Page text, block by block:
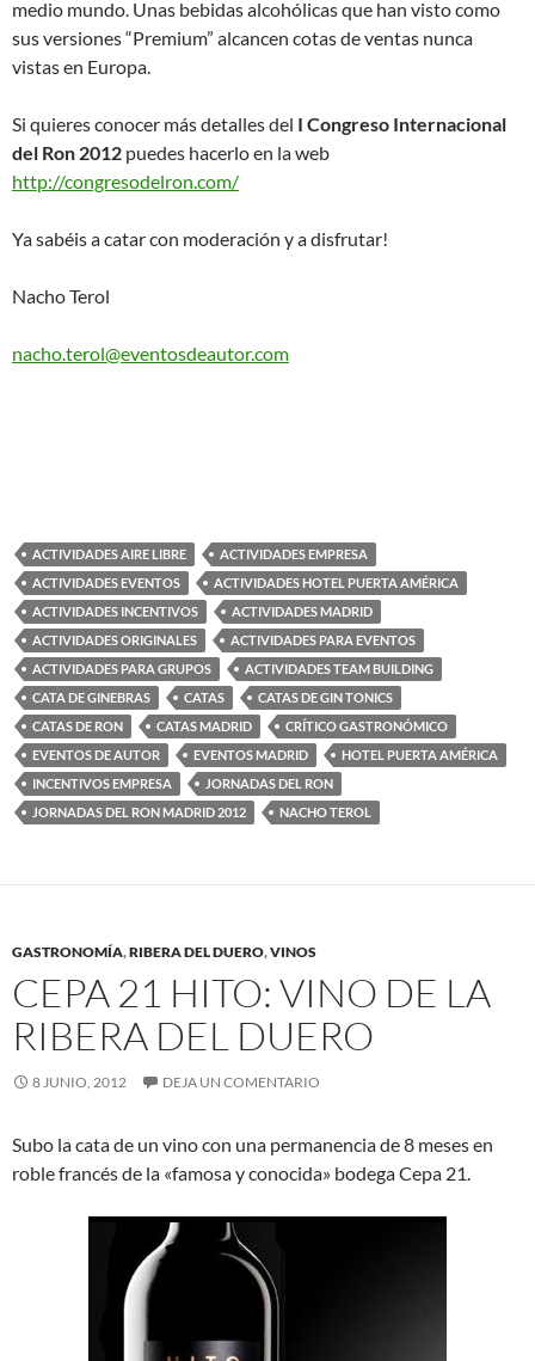
medio mundo. Unas bebidas alcohólicas que han visto como
sus versiones “Premium” alcancen cotas de ventas nunca
vistas en Europa.
Si quieres conocer más detalles del I Congreso Internacional
del Ron 2012 puedes hacerlo en la web
http://congresodelron.com/
Ya sabéis a catar con moderación y a disfrutar!
Nacho Terol
nacho.terol@eventosdeautor.com
ACTIVIDADES AIRE LIBRE
ACTIVIDADES EMPRESA
ACTIVIDADES EVENTOS
ACTIVIDADES HOTEL PUERTA AMÉRICA
ACTIVIDADES INCENTIVOS
ACTIVIDADES MADRID
ACTIVIDADES ORIGINALES
ACTIVIDADES PARA EVENTOS
ACTIVIDADES PARA GRUPOS
ACTIVIDADES TEAM BUILDING
CATA DE GINEBRAS
CATAS
CATAS DE GIN TONICS
CATAS DE RON
CATAS MADRID
CRÍTICO GASTRONÓMICO
EVENTOS DE AUTOR
EVENTOS MADRID
HOTEL PUERTA AMÉRICA
INCENTIVOS EMPRESA
JORNADAS DEL RON
JORNADAS DEL RON MADRID 2012
NACHO TEROL
GASTRONOMÍA,RIBERA DEL DUERO,VINOS
CEPA 21 HITO: VINO DE LA
RIBERA DEL DUERO
8 JUNIO, 2012 DEJA UN COMENTARIO
Subo la cata de un vino con una permanencia de 8 meses en
roble francés de la «famosa y conocida» bodega Cepa 21.